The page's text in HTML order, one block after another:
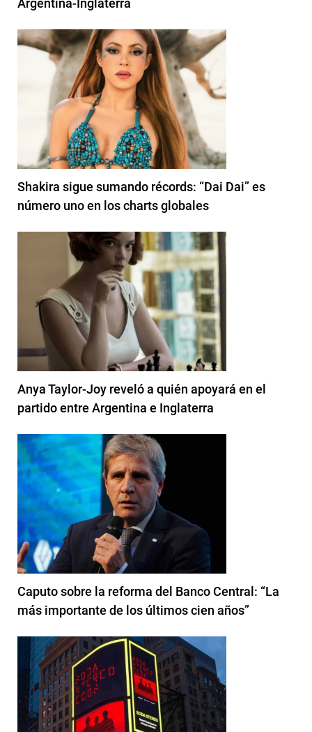
Argentina-Inglaterra
Shakira sigue sumando récords: “Dai Dai” es
número uno en los charts globales
Anya Taylor-Joy reveló a quién apoyará en el
partido entre Argentina e Inglaterra
Caputo sobre la reforma del Banco Central: “La
más importante de los últimos cien años”